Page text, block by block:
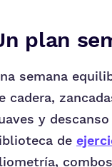
plan
semana
cadera,
y
de